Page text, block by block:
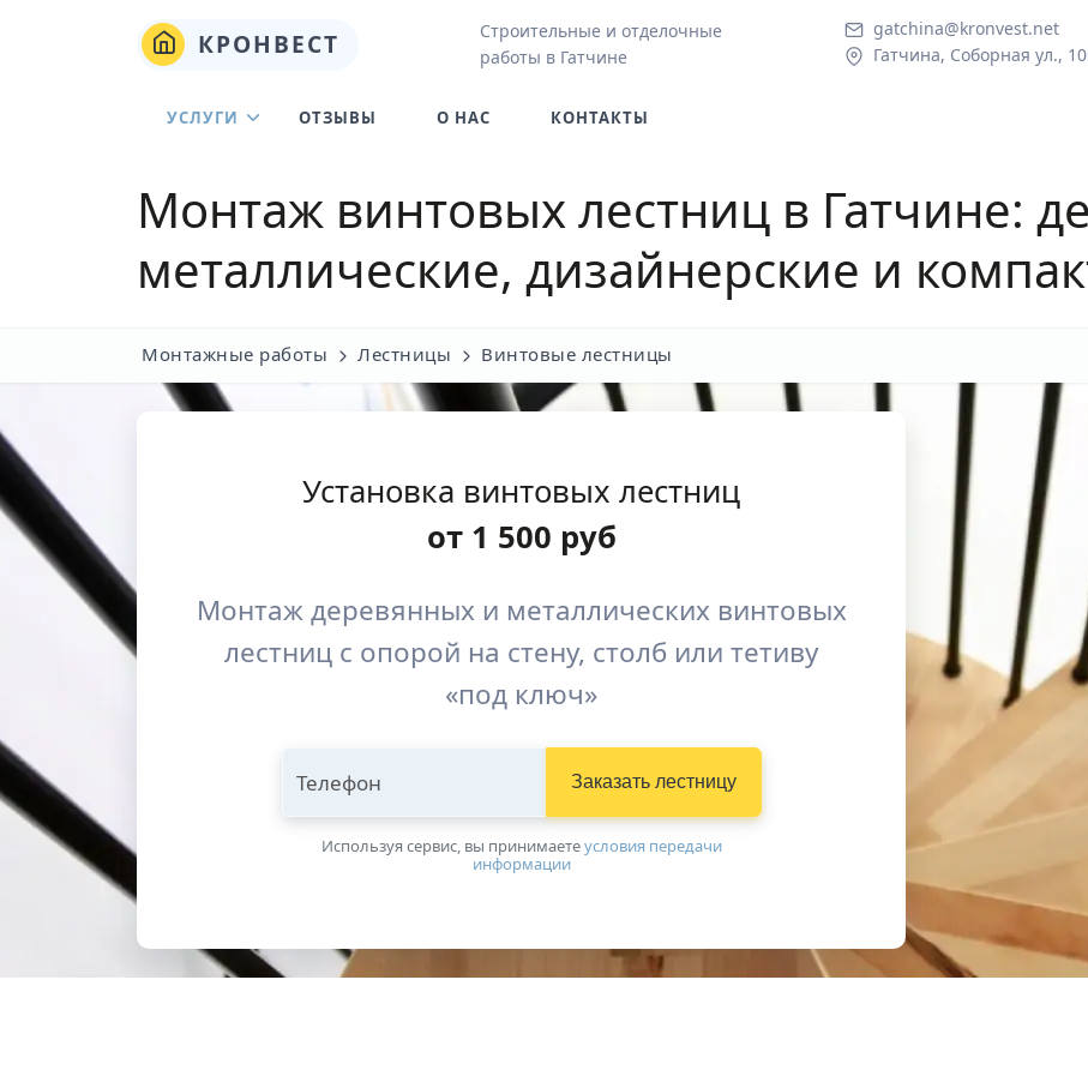
КРОНВЕСТ
Строительные и отделочные
работы в Гатчине
gatchina@kronvest.net
Гатчина, Соборная ул.,
УСЛУГИ ОТЗЫВЫ О НАС КОНТАКТЫ
Монтаж винтовых лестниц в Гатчине:
металлические, дизайнерские и
Монтажные работы Лестницы Винтовые лестницы
Установка винтовых лестниц
от 1 500 руб
Монтаж деревянных и металлических винтовых
лестниц с опорой на стену, столб или тетиву
«под ключ»
Телефон Заказать лестницу
Используя сервис, вы принимаетeусловия передачи
информации